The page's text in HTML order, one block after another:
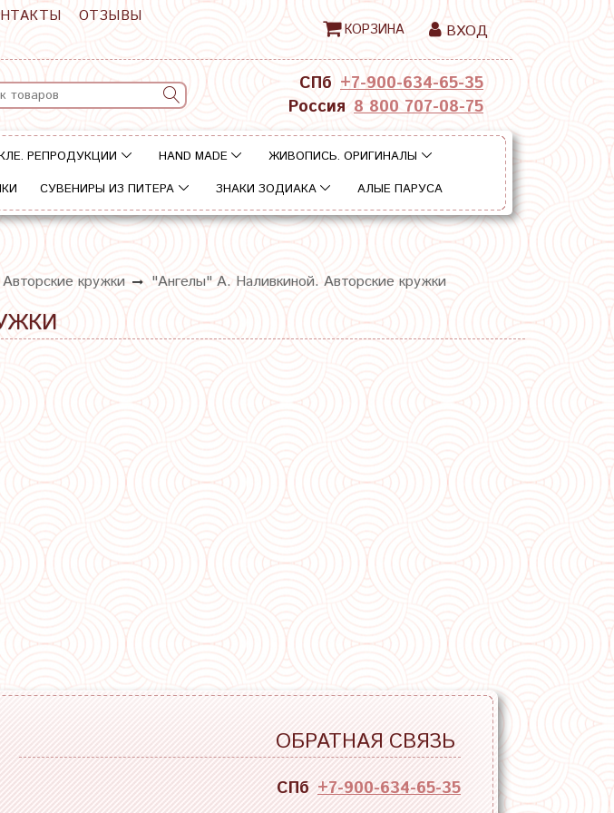
ОТЗЫВЫ
КОРЗИНА ВХОД
СПб +7-900-634-65-35
Россия 8 800 707-08-75
РЕПРОДУКЦИИ HAND MADE
ЖИВОПИСЬ. ОРИГИНАЛЫ
СУВЕНИРЫ ИЗ ПИТЕРА ЗНАКИ ЗОДИАКА АЛЫЕ ПАРУСА
Авторские кружки "Ангелы" А. Наливкиной. Авторские кружки
ОБРАТНАЯ СВЯЗЬ
СПб +7-900-634-65-35